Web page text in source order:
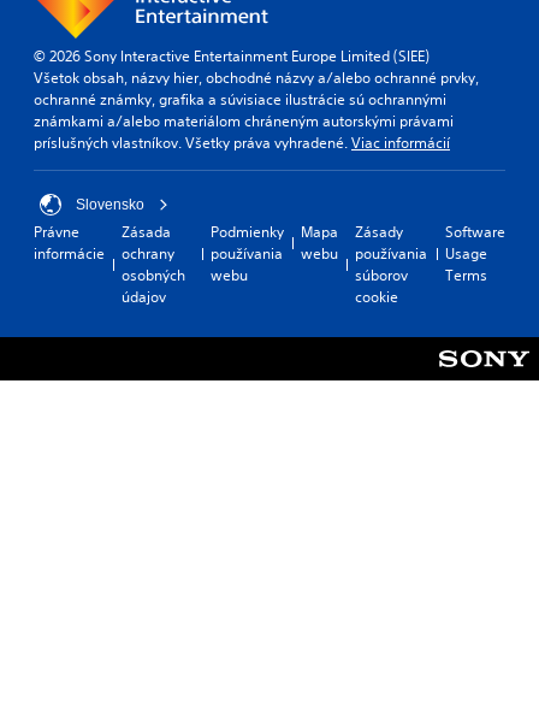
© 2026 Sony Interactive Entertainment Europe Limited (SIEE)
Všetok obsah, názvy hier, obchodné názvy a/alebo ochranné prvky,
ochranné známky, grafika a súvisiace ilustrácie sú ochrannými
známkami a/alebo materiálom chráneným autorskými právami
príslušných vlastníkov. Všetky práva vyhradené.Viac informácií
Slovensko
Právne
informácie
Zásada
ochrany
osobných
údajov
Podmienky
používania
webu
Mapa
webu
Zásady
používania
súborov
cookie
Software
Usage
Terms